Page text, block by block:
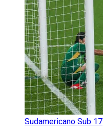
Sudamericano Sub 17